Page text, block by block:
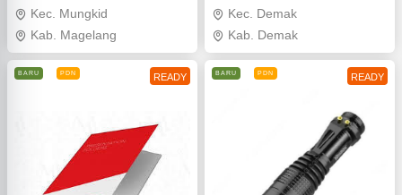
Kec. Mungkid
Kab. Magelang
Kec. Demak
Kab. Demak
READY
BARU PDN READY
BARU PDN